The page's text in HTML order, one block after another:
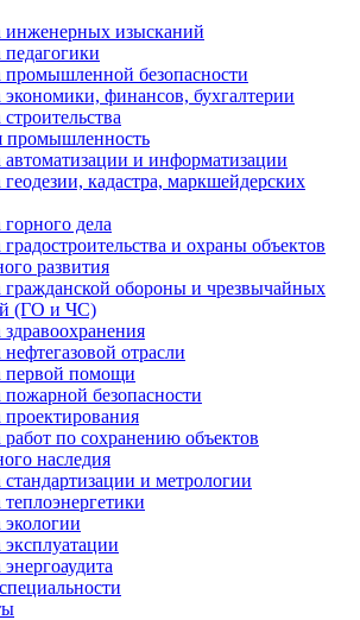
инженерных изысканий
промышленной безопасности
финансов, бухгалтерии
промышленность
автоматизации и информатизации
кадастра, маркшейдерских
дела
и охраны объектов
развития
гражданской обороны и чрезвычайных
(ГО и ЧС)
отрасли
первой помощи
безопасности
по сохранению объектов
наследия
и метрологии